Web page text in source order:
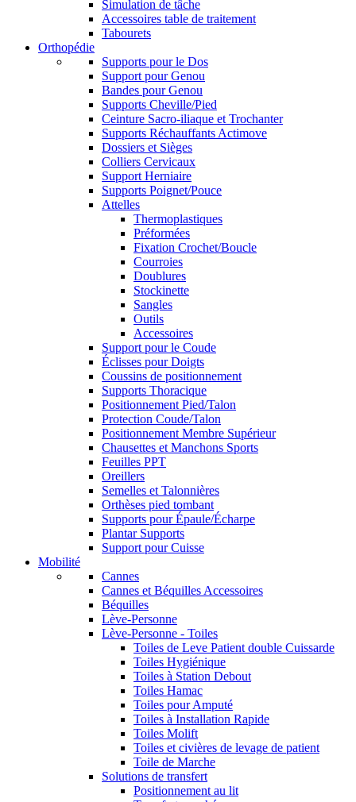
Simulation de tâche
Accessoires table de traitement
Tabourets
Orthopédie
Supports pour le Dos
Support pour Genou
Bandes pour Genou
Supports Cheville/Pied
Ceinture Sacro-iliaque et Trochanter
Supports Réchauffants Actimove
Dossiers et Sièges
Colliers Cervicaux
Support Herniaire
Supports Poignet/Pouce
Attelles
Thermoplastiques
Préformées
Fixation Crochet/Boucle
Courroies
Doublures
Stockinette
Sangles
Outils
Accessoires
Support pour le Coude
Éclisses pour Doigts
Coussins de positionnement
Supports Thoracique
Positionnement Pied/Talon
Protection Coude/Talon
Positionnement Membre Supérieur
Chausettes et Manchons Sports
Feuilles PPT
Oreillers
Semelles et Talonnières
Orthèses pied tombant
Supports pour Épaule/Écharpe
Plantar Supports
Support pour Cuisse
Mobilité
Cannes
Cannes et Béquilles Accessoires
Béquilles
Lève-Personne
Lève-Personne - Toiles
Toiles de Leve Patient double Cuissarde
Toiles Hygiénique
Toiles à Station Debout
Toiles Hamac
Toiles pour Amputé
Toiles à Installation Rapide
Toiles Molift
Toiles et civières de levage de patient
Toile de Marche
Solutions de transfert
Positionnement au lit